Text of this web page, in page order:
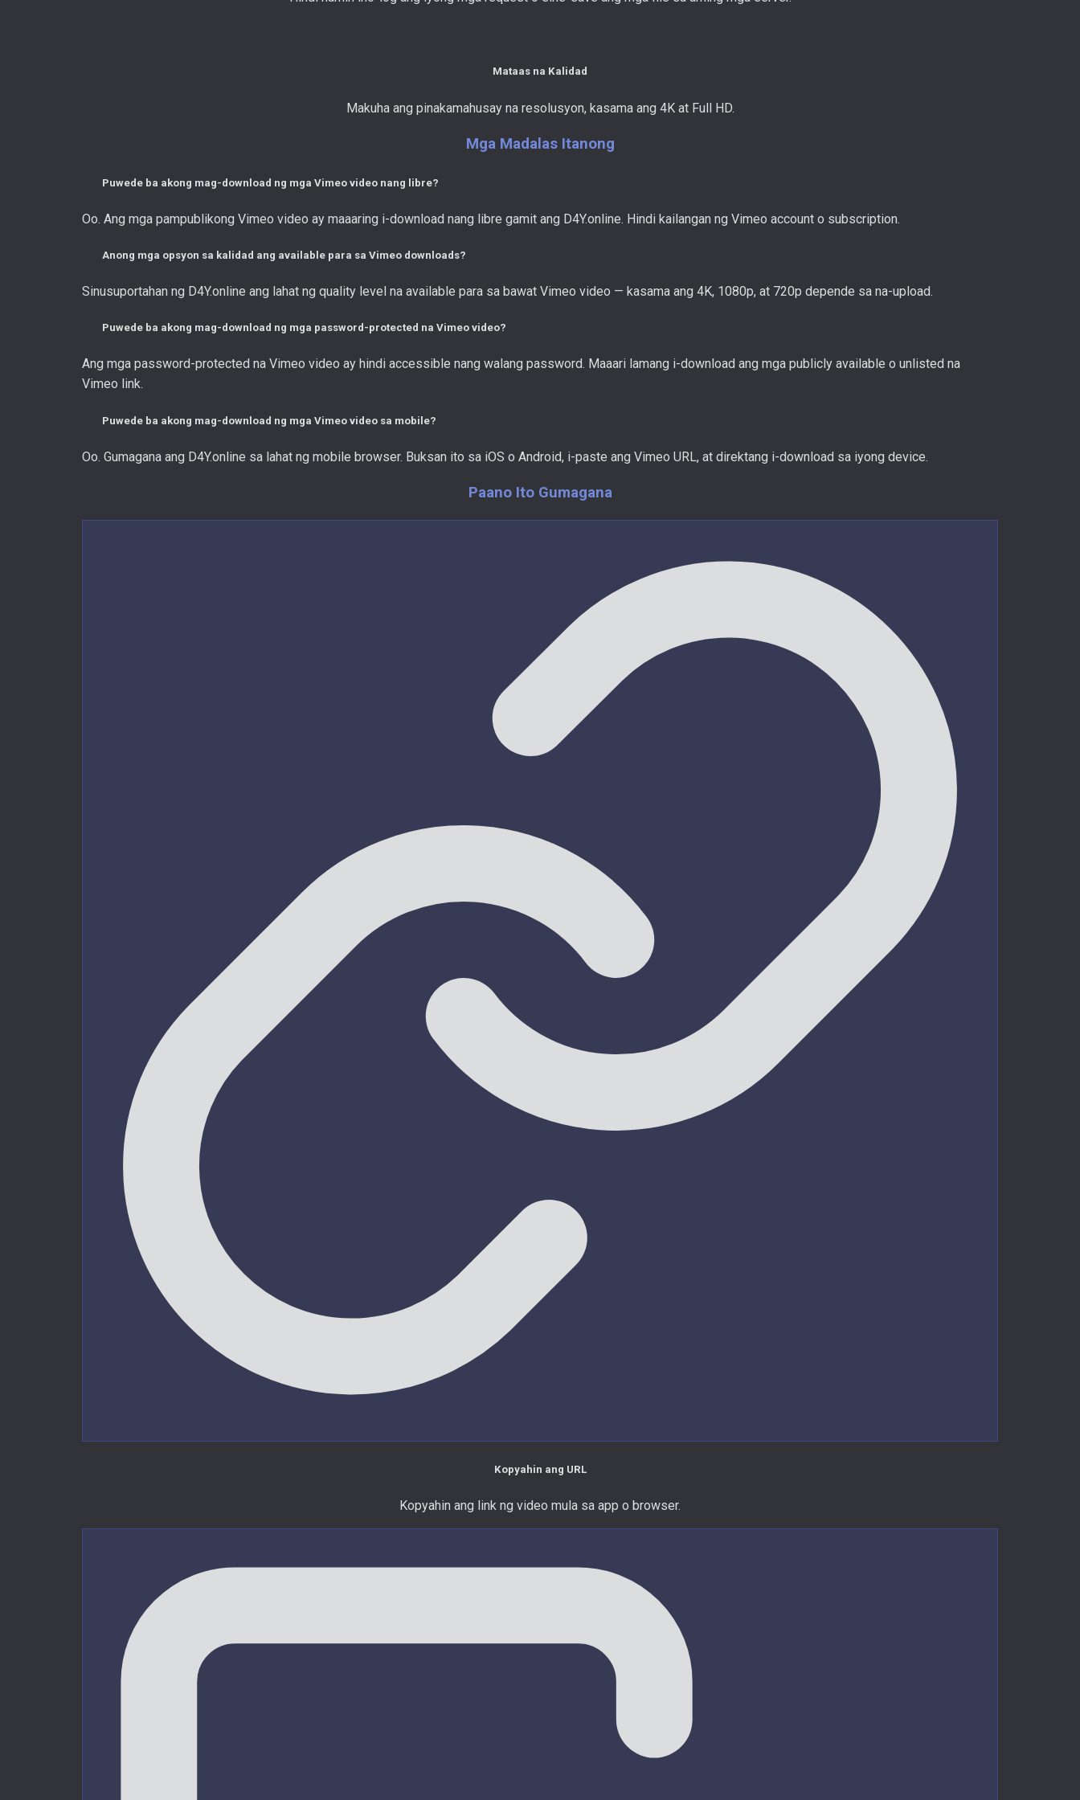
Mataas na Kalidad
Makuha ang pinakamahusay na resolusyon, kasama ang 4K at Full HD.
Mga Madalas Itanong
Puwede ba akong mag-download ng mga Vimeo video nang libre?
Oo. Ang mga pampublikong Vimeo video ay maaaring i-download nang libre gamit ang D4Y.online. Hindi kailangan ng Vimeo account o subscription.
Anong mga opsyon sa kalidad ang available para sa Vimeo downloads?
Sinusuportahan ng D4Y.online ang lahat ng quality level na available para sa bawat Vimeo video — kasama ang 4K, 1080p, at 720p depende sa na-upload.
Puwede ba akong mag-download ng mga password-protected na Vimeo video?
Ang mga password-protected na Vimeo video ay hindi accessible nang walang password. Maaari lamang i-download ang mga publicly available o unlisted na
Vimeo link.
Puwede ba akong mag-download ng mga Vimeo video sa mobile?
Oo. Gumagana ang D4Y.online sa lahat ng mobile browser. Buksan ito sa iOS o Android, i-paste ang Vimeo URL, at direktang i-download sa iyong device.
Paano Ito Gumagana
Kopyahin ang URL
Kopyahin ang link ng video mula sa app o browser.